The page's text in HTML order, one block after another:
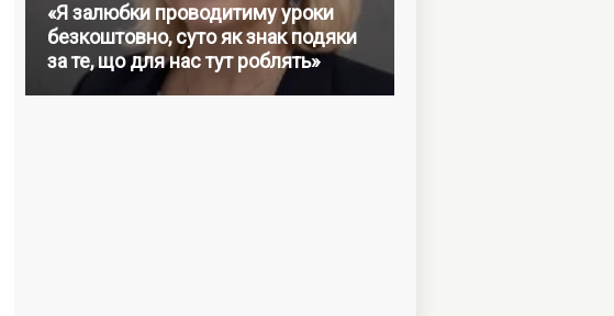
«Я залюбки проводитиму уроки
безкоштовно, суто як знак подяки
за те, що для нас тут роблять»